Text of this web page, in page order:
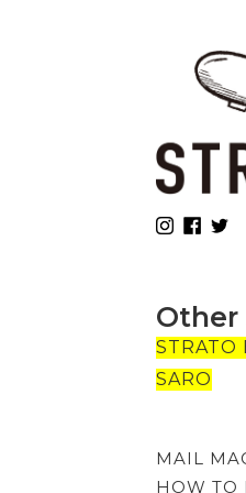
Other
STRATO
SARO
MAIL
HOW TO